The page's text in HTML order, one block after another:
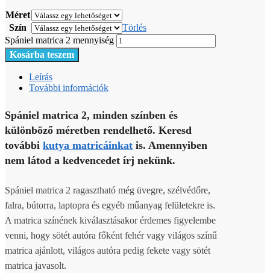
Méret
Szín
Törlés
Spániel matrica 2 mennyiség
Kosárba teszem
Leírás
További információk
Spániel matrica 2, minden színben és
különböző méretben rendelhető. Keresd
további kutya matricáinkat is. Amennyiben
nem látod a kedvencedet írj nekünk.
Spániel matrica 2 ragasztható még üvegre, szélvédőre,
falra, bútorra, laptopra és egyéb műanyag felületekre is.
A matrica színének kiválasztásakor érdemes figyelembe
venni, hogy sötét autóra főként fehér vagy világos színű
matrica ajánlott, világos autóra pedig fekete vagy sötét
matrica javasolt.